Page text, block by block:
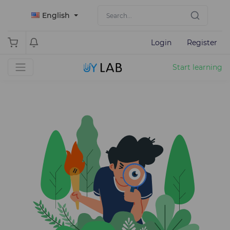
English
Login Register
Start learning